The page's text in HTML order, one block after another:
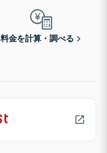
料金を計算・調べる